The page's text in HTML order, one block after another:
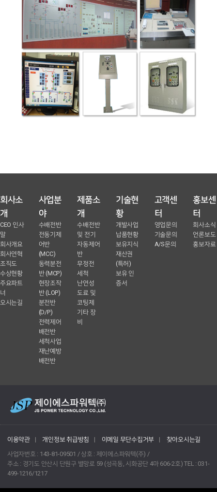
회사소
개
CEO 인사
말
회사개요
회사연혁
조직도
수상현황
주요파트
너
오시는길
사업분
야
수배전반
전동기제
어반
(MCC)
동력분전
반 (MCP)
현장조작
반 (LOP)
분전반
(D/P)
전력제어
배전반
세척사업
재난예방
배전반
제품소
개
수배전반
및 전기
자동제어
반
무정전
세척
난연성
도료 및
코팅제
기타 장
비
기술현
황
개발사업
납품현황
보유지식
재산권
(특허)
보유 인
증서
고객센
터
영업문의
기술문의
A/S문의
홍보센
터
회사소식
언론보도
홍보자료
이용약관 | 개인정보 취급방침 | 이메일 무단수집거부 |
찾아오시는길
사업자번호 : 143-81-09501 / 상호 : 제이에스파워텍(주) /
주소 : 경기도 안산시 단원구 별망로 59 (성곡동, 시화공단 4마 606-2호) TEL : 031-
499-1216/1217